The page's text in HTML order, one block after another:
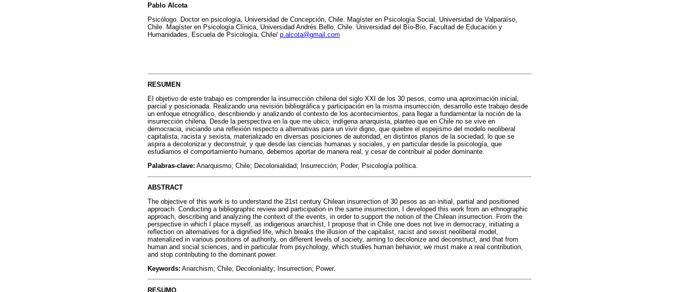
Pablo Alcota
Psicólogo. Doctor en psicología, Universidad de Concepción, Chile. Magíster en Psicología Social, Universidad de Valparaíso,
Chile. Magíster en Psicología Clínica, Universidad Andrés Bello, Chile. Universidad del Bío-Bío, Facultad de Educación y
Humanidades, Escuela de Psicología, Chile/ p.alcota@gmail.com
RESUMEN
El objetivo de este trabajo es comprender la insurrección chilena del siglo XXI de los 30 pesos, como una aproximación inicial,
parcial y posicionada. Realizando una revisión bibliográfica y participación en la misma insurrección, desarrollo este trabajo desde
un enfoque etnográfico, describiendo y analizando el contexto de los acontecimientos, para llegar a fundamentar la noción de la
insurrección chilena. Desde la perspectiva en la que me ubico, indígena anarquista, planteo que en Chile no se vive en
democracia, iniciando una reflexión respecto a alternativas para un vivir digno, que quiebre el espejismo del modelo neoliberal
capitalista, racista y sexista, materializado en diversas posiciones de autoridad, en distintos planos de la sociedad, lo que se
aspira a decolonizar y deconstruir, y que desde las ciencias humanas y sociales, y en particular desde la psicología, que
estudiamos el comportamiento humano, debemos aportar de manera real, y cesar de contribuir al poder dominante.
Palabras-clave: Anarquismo; Chile; Decolonialidad; Insurrección; Poder; Psicología política.
ABSTRACT
The objective of this work is to understand the 21st century Chilean insurrection of 30 pesos as an initial, partial and positioned
approach. Conducting a bibliographic review and participation in the same insurrection, I developed this work from an ethnographic
approach, describing and analyzing the context of the events, in order to support the notion of the Chilean insurrection. From the
perspective in which I place myself, as indigenous anarchist, I propose that in Chile one does not live in democracy, initiating a
reflection on alternatives for a dignified life, which breaks the illusion of the capitalist, racist and sexist neoliberal model,
materialized in various positions of authority, on different levels of society, aiming to decolonize and deconstruct, and that from
human and social sciences, and in particular from psychology, which studies human behavior, we must make a real contribution,
and stop contributing to the dominant power.
Keywords: Anarchism; Chile; Decoloniality; Insurrection; Power.
RESUMO